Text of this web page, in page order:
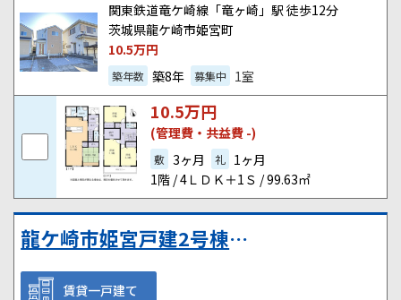
関東鉄道竜ケ崎線「竜ヶ崎」駅 徒歩12分
茨城県龍ケ崎市姫宮町
10.5万円
築年数 築8年 募集中 1室
10.5万円
(管理費・共益費 -)
敷 3ヶ月 礼 1ヶ月
1階 / 4ＬＤＫ＋1Ｓ / 99.63㎡
龍ケ崎市姫宮戸建2号棟(東側)
賃貸一戸建て